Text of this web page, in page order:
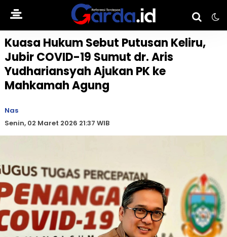
Kuasa Hukum Sebut Putusan Keliru,
Jubir COVID-19 Sumut dr. Aris
Yudhariansyah Ajukan PK ke
Mahkamah Agung
Nas
Senin, 02 Maret 2026 21:37 WIB